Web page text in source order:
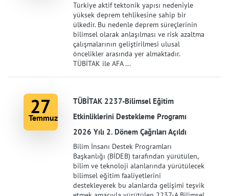
Türkiye aktif tektonik yapısı nedeniyle
yüksek deprem tehlikesine sahip bir
ülkedir. Bu nedenle deprem süreçlerinin
bilimsel olarak anlaşılması ve risk azaltma
çalışmalarının geliştirilmesi ulusal
öncelikler arasında yer almaktadır.
TÜBİTAK ile AFA ...
27
Temmuz
TÜBİTAK 2237-Bilimsel Eğitim
Etkinliklerini Destekleme Programı
2026 Yılı 2. Dönem Çağrıları Açıldı
Bilim İnsanı Destek Programları
Başkanlığı (BİDEB) tarafından yürütülen,
bilim ve teknoloji alanlarında yürütülecek
bilimsel eğitim faaliyetlerini
destekleyerek bu alanlarda gelişimi teşvik